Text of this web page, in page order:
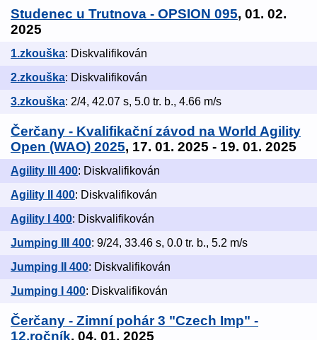
Studenec u Trutnova - OPSION 095, 01. 02.
2025
1.zkouška: Diskvalifikován
2.zkouška: Diskvalifikován
3.zkouška: 2/4, 42.07 s, 5.0 tr. b., 4.66 m/s
Čerčany - Kvalifikační závod na World Agility
Open (WAO) 2025, 17. 01. 2025 - 19. 01. 2025
Agility III 400: Diskvalifikován
Agility II 400: Diskvalifikován
Agility I 400: Diskvalifikován
Jumping III 400: 9/24, 33.46 s, 0.0 tr. b., 5.2 m/s
Jumping II 400: Diskvalifikován
Jumping I 400: Diskvalifikován
Čerčany - Zimní pohár 3 "Czech Imp" -
12.ročník, 04. 01. 2025